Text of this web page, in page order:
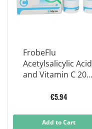
FrobeFlu
Acetylsalicylic Acid
and Vitamin C 20
€5.94
Add to Cart